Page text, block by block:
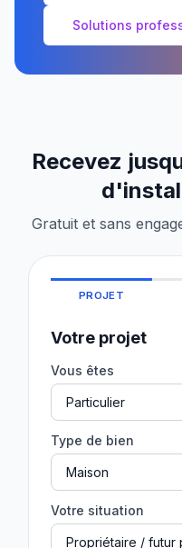
Solutions
Recevez
Gratuit et sans
PROJET
Votre projet
Vous êtes
Type de bien
Votre situation